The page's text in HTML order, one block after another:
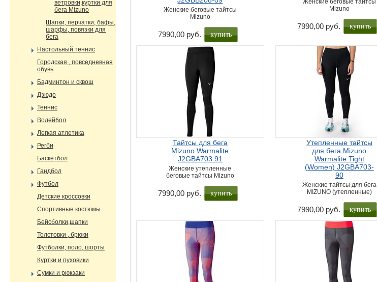
Женские беговые тайтсы
Mizuno
7990,00 руб. купить
Женские беговые тайтсы
Mizuno
7990,00 руб. купить
Тайтсы для бега
Mizuno Warmalite
J2GBA703 91
Женские утепленные
беговые тайтсы Mizuno
7990,00 руб. купить
Утепленные тайтсы
для бега Mizuno
Warmalite Tight
(Women) J2GBA703-
90
Женские тайтсы для бега
MIZUNO (утепленные)
7990,00 руб. купить
ветровки,куртки для
бега Mizuno
Шапки, перчатки, бафы,
шарфы, повязки для
бега
Настольный теннис
Городская , повседневная
обувь
Бадминтон и сквош
Дзюдо
Теннис
Волейбол
Легкая атлетика
Регби
Баскетбол
Гандбол
Футбол
Детские кроссовки
Спортивные костюмы
Бейсболки,шапки
Толстовки , брюки
Футболки, поло, шорты
Куртки и пуховики
Сумки и рюкзаки